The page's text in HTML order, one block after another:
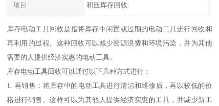
项目 积压库存回收
库存电动工具回收是指将库存中闲置或过期的电动工具进行回收和
再利用的过程。这种回收可以减少资源浪费和环境污染，并为其他
需要的人提供经济实惠的电动工具。
库存电动工具回收可以通过以下几种方式进行：
1. 再销售：将库存中的电动工具进行清洁和维修后，再以较低的价
格进行销售。这样可以为其他人提供经济实惠的工具，并减少新工